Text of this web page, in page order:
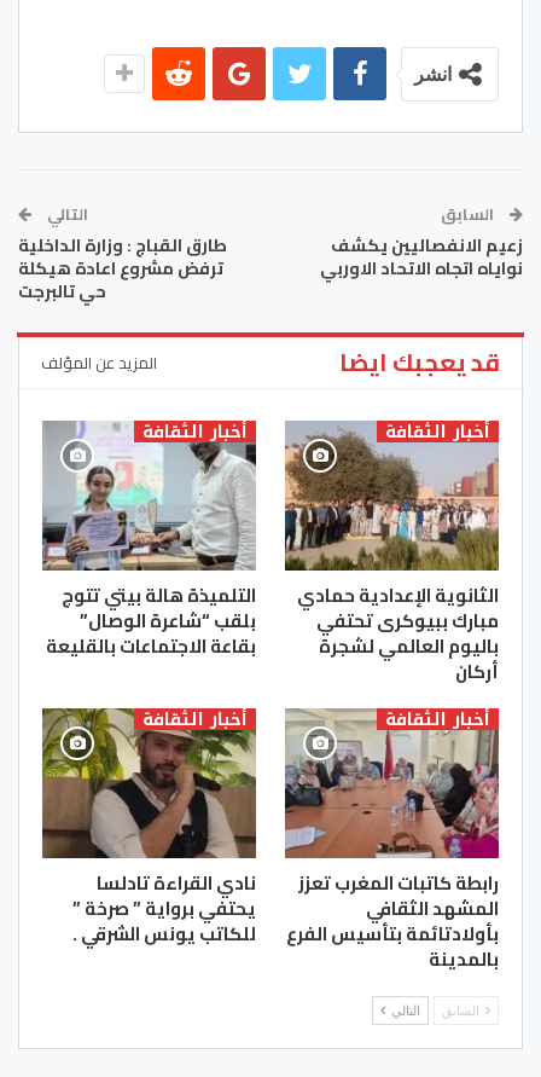
انشر
السابق
زعيم الانفصاليين يكشف
نواياه اتجاه الاتحاد الاوربي
التالي
طارق القباج : وزارة الداخلية
ترفض مشروع اعادة هيكلة
حي تالبرجت
قد يعجبك ايضا المزيد عن المؤلف
أخبار الثقافة
الثانوية الإعدادية حمادي
مبارك ببيوكرى تحتفي
باليوم العالمي لشجرة
أركان
أخبار الثقافة
التلميذة هالة بيتي تتوج
بلقب “شاعرة الوصال”
بقاعة الاجتماعات بالقليعة
أخبار الثقافة
رابطة كاتبات المغرب تعزز
المشهد الثقافي
بأولادتائمة بتأسيس الفرع
بالمدينة
أخبار الثقافة
نادي القراءة تادلسا
يحتفي برواية ” صرخة ”
للكاتب يونس الشرقي .
السابق التالي